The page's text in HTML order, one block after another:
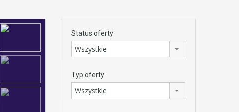
Status oferty
Wszystkie
Typ oferty
Wszystkie